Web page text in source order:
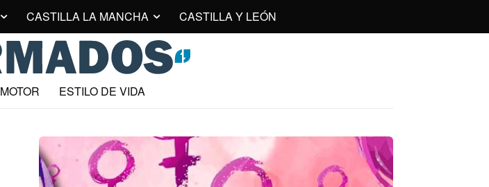
CASTILLA LA MANCHA CASTILLA Y LEÓN
MOTOR ESTILO DE VIDA